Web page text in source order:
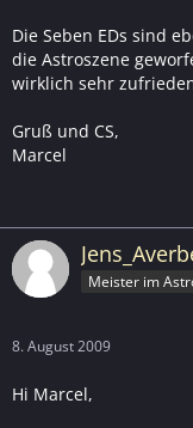
Die Seben EDs sind
die Astroszene
wirklich sehr
Gruß und CS,
Marcel
Meister im
8. August 2009
Hi Marcel,